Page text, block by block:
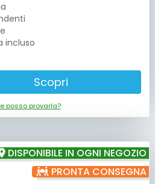
incluso
Scopri
posso provarla?
DISPONIBILE IN OGNI NEGOZIO
PRONTA CONSEGNA